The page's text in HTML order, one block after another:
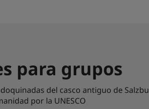
para grupos
del casco antiguo de
por la UNESCO